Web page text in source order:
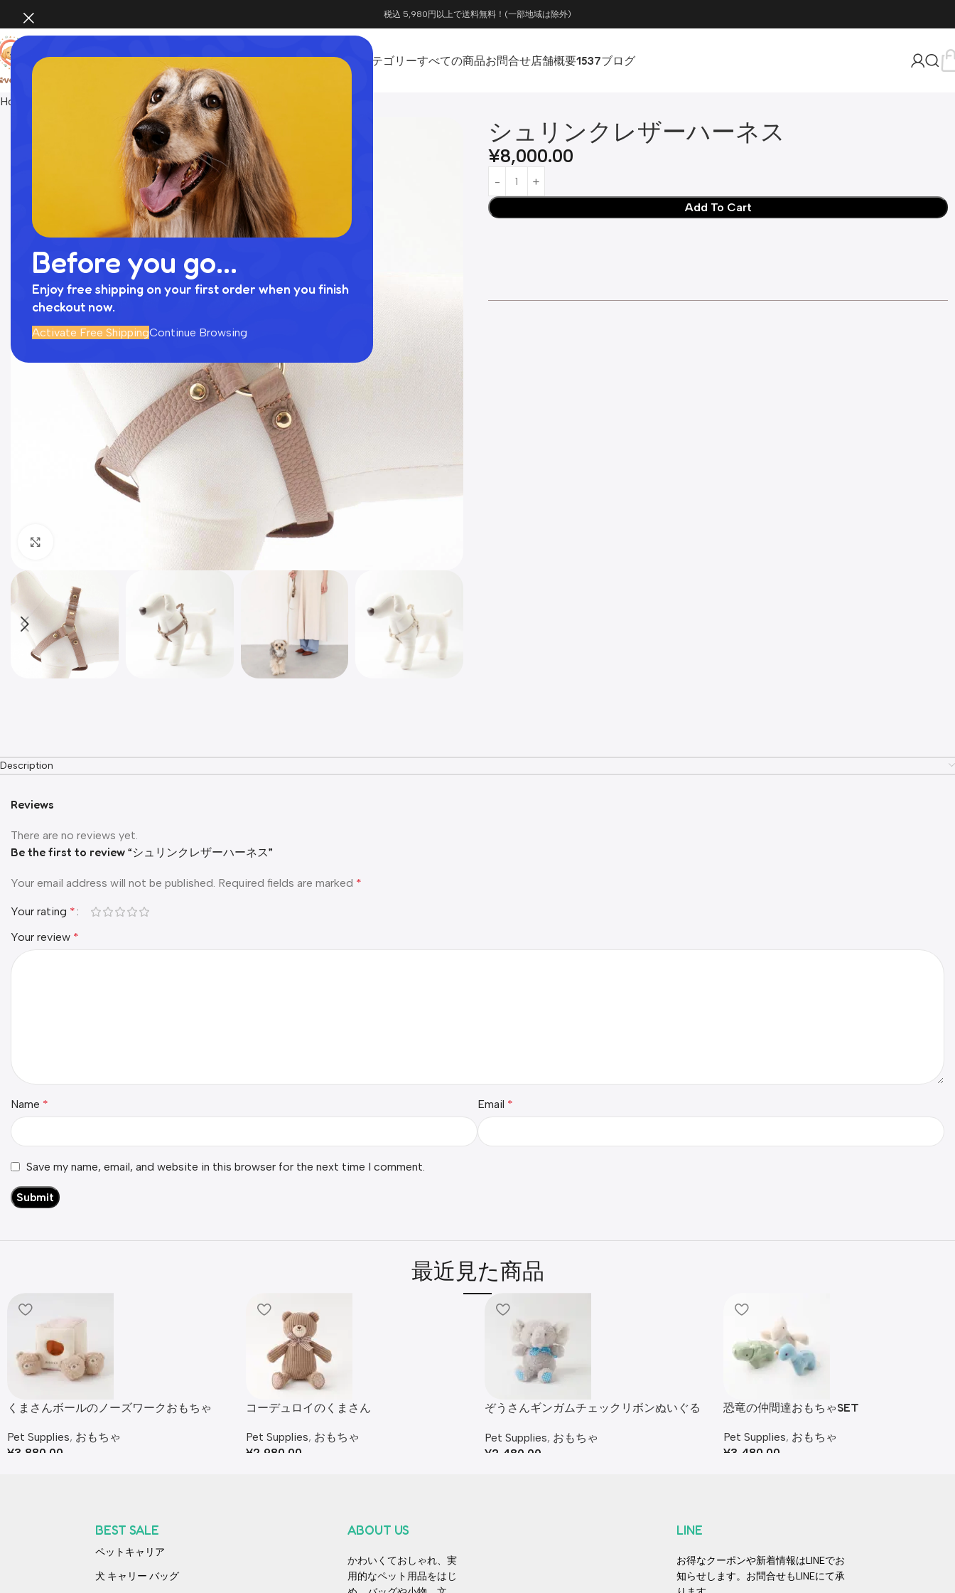
Before you go...
Enjoy free shipping on your first order when you finish
checkout now.
Activate Free ShippingContinue Browsing
税込 5,980円以上で送料無料！(一部地域は除外)
ホーム カテゴリーすべての商品お問合せ店舗概要1537ブログ
Home シュリンクレザーハーネス
シュリンクレザーハーネス
¥8,000.00
Add To Cart
Description
Reviews
There are no reviews yet.
Be the first to review “シュリンクレザーハーネス”
Your email address will not be published. Required fields are marked *
Your rating *
Your review *
Name * Email *
Save my name, email, and website in this browser for the next time I comment.
最近見た商品
くまさんボールのノーズワークおもちゃ
Pet Supplies, おもちゃ
¥3,880.00
コーデュロイのくまさん
Pet Supplies, おもちゃ
¥2,980.00
ぞうさんギンガムチェックリボンぬいぐる
Pet Supplies, おもちゃ
¥2,480.00
恐竜の仲間達おもちゃSET
Pet Supplies, おもちゃ
¥3,480.00
BEST SALE
ペットキャリア
犬 キャリー バッグ​
ABOUT US
かわいくておしゃれ、実
用的なペット用品をはじ
LINE
お得なクーポンや新着情報はLINEでお
知らせします。お問合せもLINEにて承